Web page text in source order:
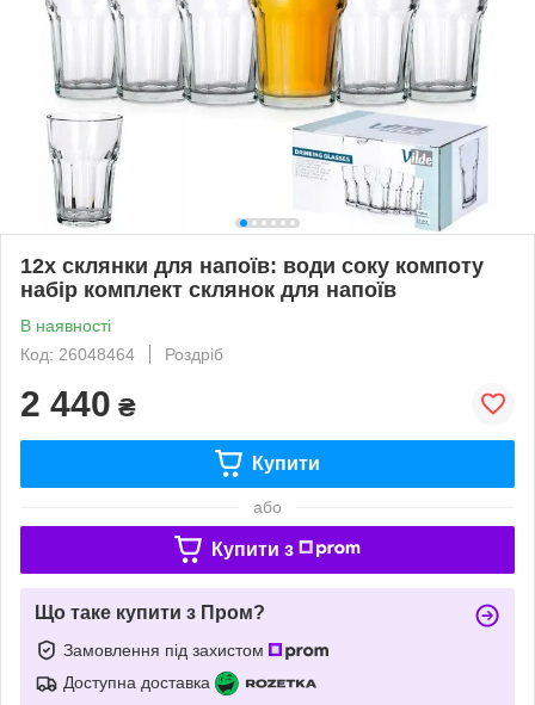
12x склянки для напоїв: води соку компоту
набір комплект склянок для напоїв
В наявності
Код: 26048464
Роздріб
2 440 ₴
Купити
або
Купити з
Що таке купити з Пром?
Замовлення під захистом
Доступна доставка